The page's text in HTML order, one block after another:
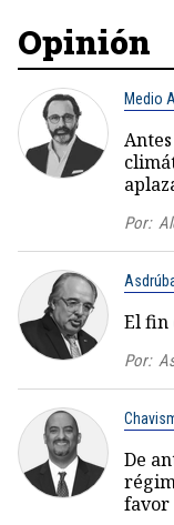
Opinión
Medio
Por:
El fin
Por:
De
favor